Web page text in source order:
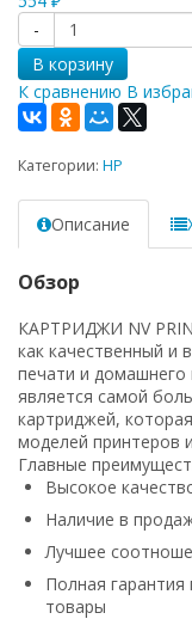
-
В корзину
К сравнению В
Категории: HP
Описание
Обзор
КАРТРИДЖИ NV
как качественный и
печати и домашнего
является самой
картриджей,
моделей принтеров
Главные
Высокое
Наличие в
Лучшее
Полная
товары